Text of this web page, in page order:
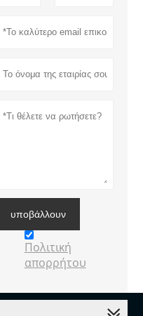
υποβάλλουν
Πολιτική
απορρήτου